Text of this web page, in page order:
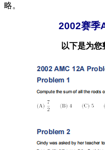
略。
2002赛季
以下是为